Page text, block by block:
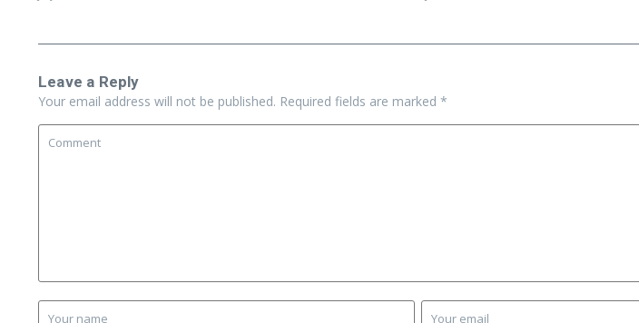
Leave a Reply
Your email address will not be published. Required fields are marked *